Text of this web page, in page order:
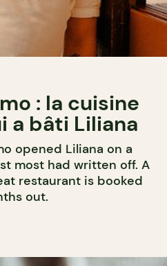
: la cuisine
a bâti Liliana
opened Liliana on a
most had written off. A
restaurant is booked
out.